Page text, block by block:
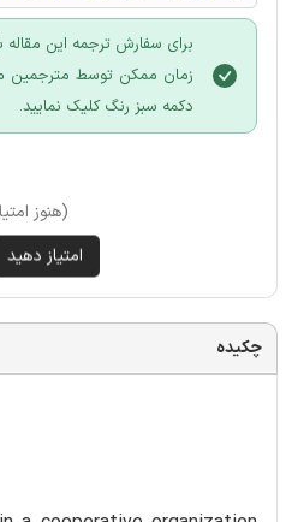
برای سفارش ترجمه این مقاله
زمان ممکن توسط مترجمین
دکمه سبز رنگ کلیک نمایید.
(هنوز
چکیده